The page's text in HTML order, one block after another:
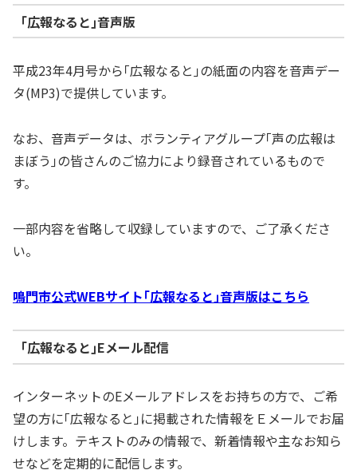
｢広報なると｣音声版
平成23年4月号から｢広報なると｣の紙面の内容を音声デー
タ(MP3)で提供しています。
なお、音声データは、ボランティアグループ｢声の広報は
まぼう｣の皆さんのご協力により録音されているもので
す。
一部内容を省略して収録していますので、ご了承くださ
い。
鳴門市公式WEBサイト｢広報なると｣音声版はこちら
｢広報なると｣Eメール配信
インターネットのEメールアドレスをお持ちの方で、ご希
望の方に｢広報なると｣に掲載された情報をＥメールでお届
けします。テキストのみの情報で、新着情報や主なお知ら
せなどを定期的に配信します。